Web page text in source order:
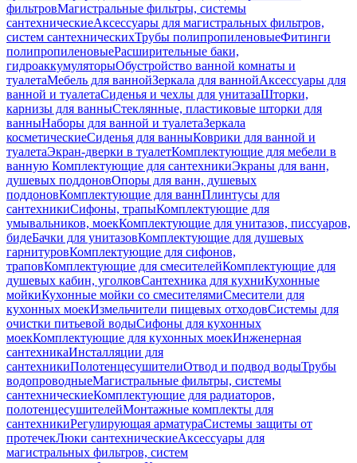
фильтровМагистральные фильтры, системы
сантехническиеАксессуары для магистральных фильтров,
систем сантехническихТрубы полипропиленовыеФитинги
полипропиленовыеРасширительные баки,
гидроаккумуляторыОбустройство ванной комнаты и
туалетаМебель для ваннойЗеркала для ваннойАксессуары для
ванной и туалетаСиденья и чехлы для унитазаШторки,
карнизы для ванныСтеклянные, пластиковые шторки для
ванныНаборы для ванной и туалетаЗеркала
косметическиеСиденья для ванныКоврики для ванной и
туалетаЭкран-дверки в туалетКомплектующие для мебели в
ванную Комплектующие для сантехникиЭкраны для ванн,
душевых поддоновОпоры для ванн, душевых
поддоновКомплектующие для ваннПлинтусы для
сантехникиСифоны, трапыКомплектующие для
умывальников, моекКомплектующие для унитазов, писсуаров,
бидеБачки для унитазовКомплектующие для душевых
гарнитуровКомплектующие для сифонов,
траповКомплектующие для смесителейКомплектующие для
душевых кабин, уголковСантехника для кухниКухонные
мойкиКухонные мойки со смесителямиСмесители для
кухонных моекИзмельчители пищевых отходовСистемы для
очистки питьевой водыСифоны для кухонных
моекКомплектующие для кухонных моекИнженерная
сантехникаИнсталляции для
сантехникиПолотенцесушителиОтвод и подвод водыТрубы
водопроводныеМагистральные фильтры, системы
сантехническиеКомплектующие для радиаторов,
полотенцесушителейМонтажные комплекты для
сантехникиРегулирующая арматураСистемы защиты от
протечекЛюки сантехническиеАксессуары для
магистральных фильтров, систем